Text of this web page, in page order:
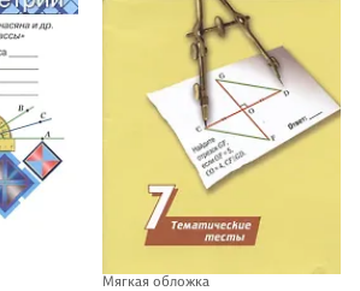
Мягкая обложка